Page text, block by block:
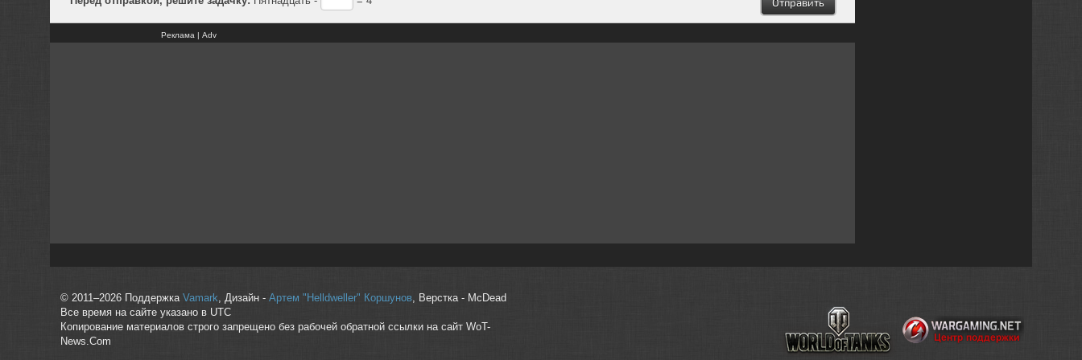
Реклама | Adv
© 2011–2026 Поддержка Vamark , Дизайн - Артем "Helldweller" Коршунов, Верстка - McDead
Все время на сайте указано в UTC
Копирование материалов строго запрещено без рабочей обратной ссылки на сайт WoT-
News.Com